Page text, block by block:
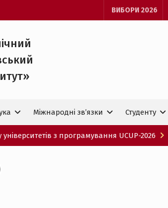
ВИБОРИ 2026
Міжнародні зв’язки Студенту
з програмування UCUP-2026